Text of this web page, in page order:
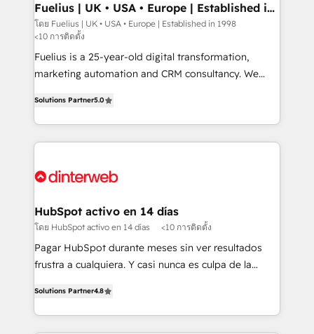
framework, meaning we've been accredited by
HubSpot and vetted by the CCS, which means we
can support public sector companies as well the
other ones listed in our profile. Our services: -
HubSpot implementation - HubSpot CMS website
is there for you to: - Grow revenue, and run your
business more efficiently - Build stronger
relationships with customers - Make better
more people - Get the most out of your HubSpot
Fuelius | UK • USA • Europe | Established in
1998
โดย Fuelius | UK • USA • Europe | Established in 1998
<10 การติดตั้ง
Fuelius is a 25-year-old digital transformation,
marketing automation and CRM consultancy. We
maximise their return from digital and fuel their
growth. We modernise platforms, streamline
operations that are causing inefficiencies, improve
supercharge revenue operations Key services: • CRM
Transformation / Web Development • RevOps &
Sales Consulting • Marketing Automation What
makes us different? 🚀 Top 0.5% of global HubSpot
agencies ⚙️ The strongest technical ability and
partners who will embed ourselves into your
business, processes and systems 🏢 We specialise in
Solutions Partner5.0
HubSpot activo en 14 días
โดย HubSpot activo en 14 días <10 การติดตั้ง
Pagar HubSpot durante meses sin ver resultados
frustra a cualquiera. Y casi nunca es culpa de la
casos de uso: cada uno resuelve un problema
Solutions Partner4.8